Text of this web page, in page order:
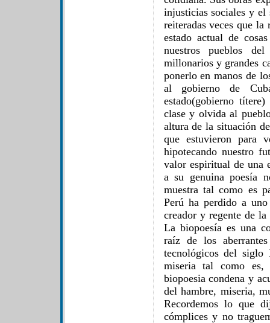
injusticias sociales y el
reiteradas veces que
estado actual de
nuestros pueblos
millonarios y grandes
ponerlo en manos de
al gobierno de
estado(gobierno
clase y olvida al
altura de la situación
que estuvieron para
hipotecando nuestro
valor espiritual de una
a su genuina poesía
muestra tal como es
Perú ha perdido a
creador y regente de
La biopoesía es una
raíz de los
tecnológicos del
miseria tal como es,
biopoesia condena y
del hambre, miseria,
Recordemos lo que
cómplices y no